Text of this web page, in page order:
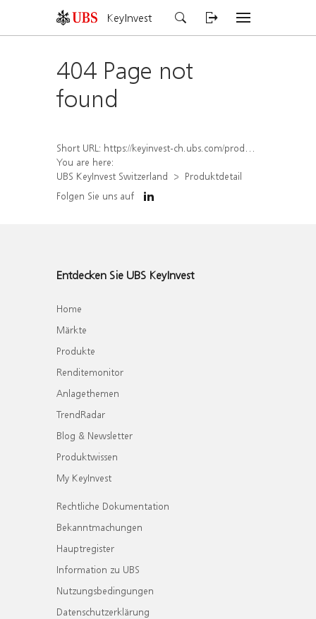
KeyInvest
404 Page not
found
Short URL: https://keyinvest-ch.ubs.com/produkt/detail/index/isin/CH1567050567
You are here:
UBS KeyInvest Switzerland
Produktdetail
Folgen Sie uns auf
Entdecken Sie UBS KeyInvest
Home
Märkte
Produkte
Renditemonitor
Anlagethemen
TrendRadar
Blog & Newsletter
Produktwissen
My KeyInvest
Rechtliche Dokumentation
Bekanntmachungen
Hauptregister
Information zu UBS
Nutzungsbedingungen
Datenschutzerklärung